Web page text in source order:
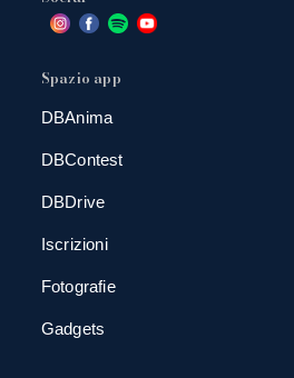
Spazio app
DBAnima
DBContest
DBDrive
Iscrizioni
Fotografie
Gadgets